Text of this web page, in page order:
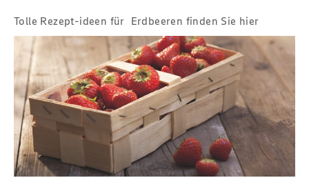
Tolle Rezept-ideen für Erdbeeren finden Sie hier